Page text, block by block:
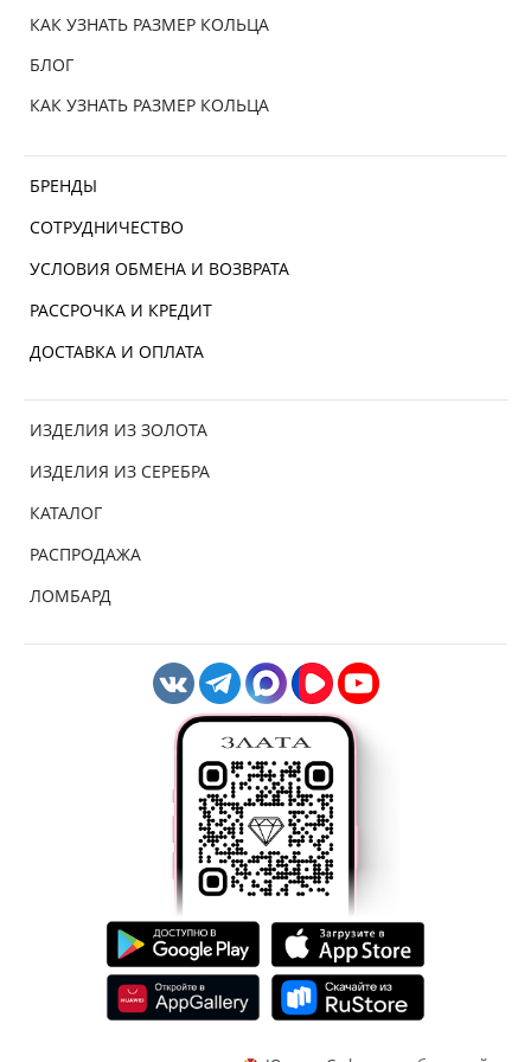
КАК УЗНАТЬ РАЗМЕР КОЛЬЦА
БЛОГ
КАК УЗНАТЬ РАЗМЕР КОЛЬЦА
БРЕНДЫ
СОТРУДНИЧЕСТВО
УСЛОВИЯ ОБМЕНА И ВОЗВРАТА
РАССРОЧКА И КРЕДИТ
ДОСТАВКА И ОПЛАТА
ИЗДЕЛИЯ ИЗ ЗОЛОТА
ИЗДЕЛИЯ ИЗ СЕРЕБРА
КАТАЛОГ
РАСПРОДАЖА
ЛОМБАРД